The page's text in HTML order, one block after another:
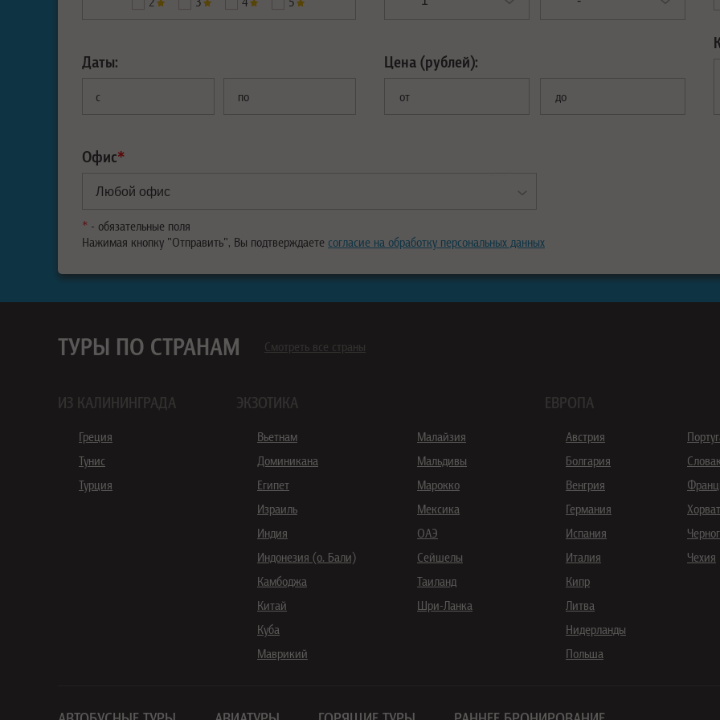
Даты:
с по
Цена (рублей):
от до
Офис*
* - обязательные поля
Нажимая кнопку "Отправить", Вы подтверждаете согласие на обработку персональных данных
ТУРЫ ПО СТРАНАМ Смотреть все страны
ИЗ КАЛИНИНГРАДА
Греция
Тунис
Турция
ЭКЗОТИКА
Вьетнам
Доминикана
Египет
Израиль
Индия
Индонезия (о. Бали)
Камбоджа
Китай
Куба
Маврикий
Малайзия
Мальдивы
Марокко
Мексика
ОАЭ
Сейшелы
Таиланд
Шри-Ланка
ЕВРОПА
Австрия
Болгария
Венгрия
Германия
Испания
Италия
Кипр
Литва
Нидерланды
Польша
Чехия